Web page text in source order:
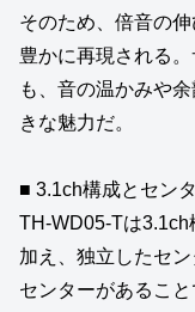
そのため、倍音の
豊かに再現される
も、音の温かみや
きな魅力だ。
■ 3.1ch構成とセン
TH‑WD05‑Tは
加え、独立したセ
センターがあるこ